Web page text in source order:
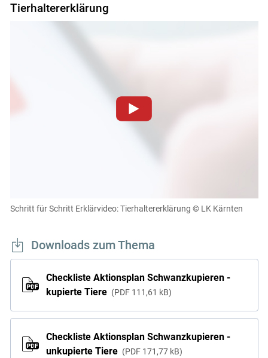
Tierhaltererklärung
einsehen und korrigieren
Akzeptieren
Schritt für Schritt Erklärvideo: Tierhaltererklärung © LK Kärnten
Downloads zum Thema
Checkliste Aktionsplan Schwanzkupieren -
kupierte Tiere
PDF 111,61 kB
Checkliste Aktionsplan Schwanzkupieren -
unkupierte Tiere
PDF 171,77 kB